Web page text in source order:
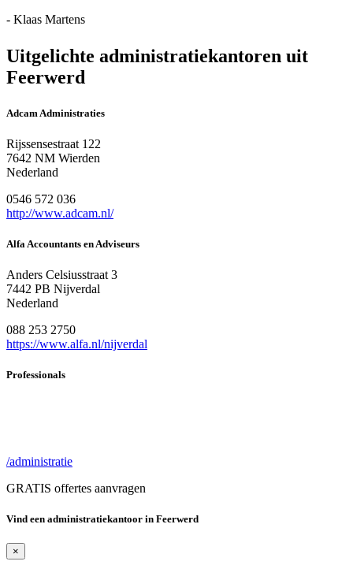
- Klaas Martens
Uitgelichte administratiekantoren uit
Feerwerd
Adcam Administraties
Rijssensestraat 122
7642 NM Wierden
Nederland
0546 572 036
http://www.adcam.nl/
Alfa Accountants en Adviseurs
Anders Celsiusstraat 3
7442 PB Nijverdal
Nederland
088 253 2750
https://www.alfa.nl/nijverdal
Professionals
/administratie
GRATIS offertes aanvragen
Vind een administratiekantoor in Feerwerd
×